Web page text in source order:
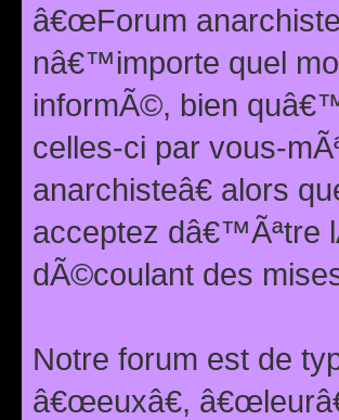
â€œForum
nâ€™importe quel
informÃ©, bien
celles-ci par vous-
anarchisteâ€ alors
acceptez dâ€™Ãªtre
dÃ©coulant des
Notre forum est de
â€œeuxâ€,